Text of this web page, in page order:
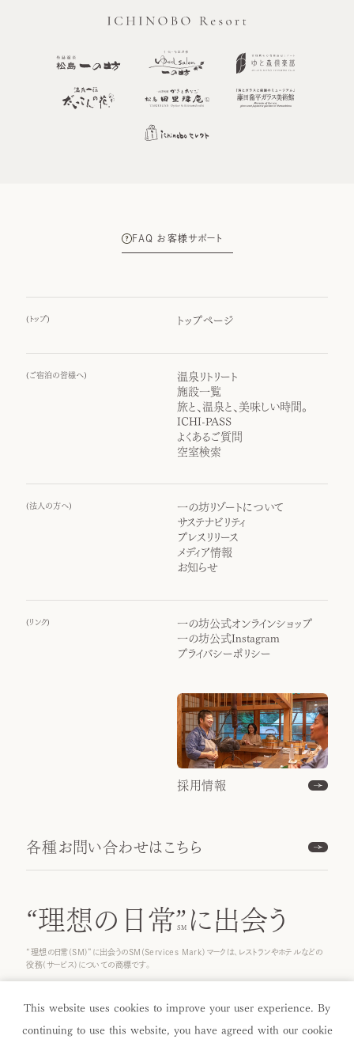
FAQ お客様サポート
( トップ) トップページ
( ご宿泊の皆様へ)
温泉リトリート
施設一覧
旅と、温泉と、美味しい時間。
ICHI-PASS
よくあるご質問
空室検索
(法人の方へ)
一の坊リゾートについて
サステナビリティ
プレスリリース
メディア情報
お知らせ
( リンク)
一の坊公式オンラインショップ
一の坊公式Instagram
プライバシーポリシー
採用情報
各種お問い合わせはこちら
“理想の日常”に出会う
“理想の日常(SM)”に出会うのSM(Services Mark)マークは、レストランやホテルなどの
役務(サービス)についての商標です。
This website uses cookies to improve your user experience. By
continuing to use this website, you have agreed with our cookie